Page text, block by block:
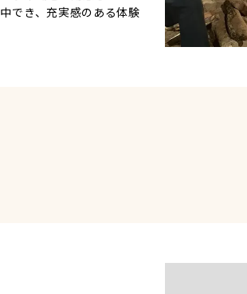
でき、充実感のある体験